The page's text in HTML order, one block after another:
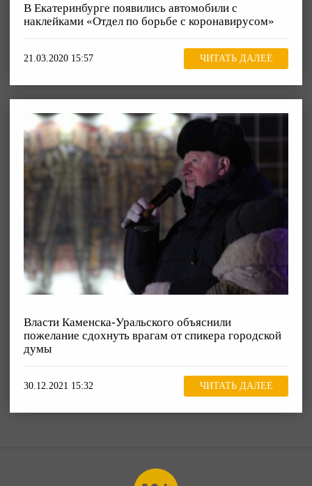
В Екатеринбурге появились автомобили с
наклейками «Отдел по борьбе с коронавирусом»
21.03.2020 15:57 ЧИТАТЬ ДАЛЕЕ
Власти Каменска-Уральского объяснили
пожелание сдохнуть врагам от спикера городской
думы
30.12.2021 15:32 ЧИТАТЬ ДАЛЕЕ